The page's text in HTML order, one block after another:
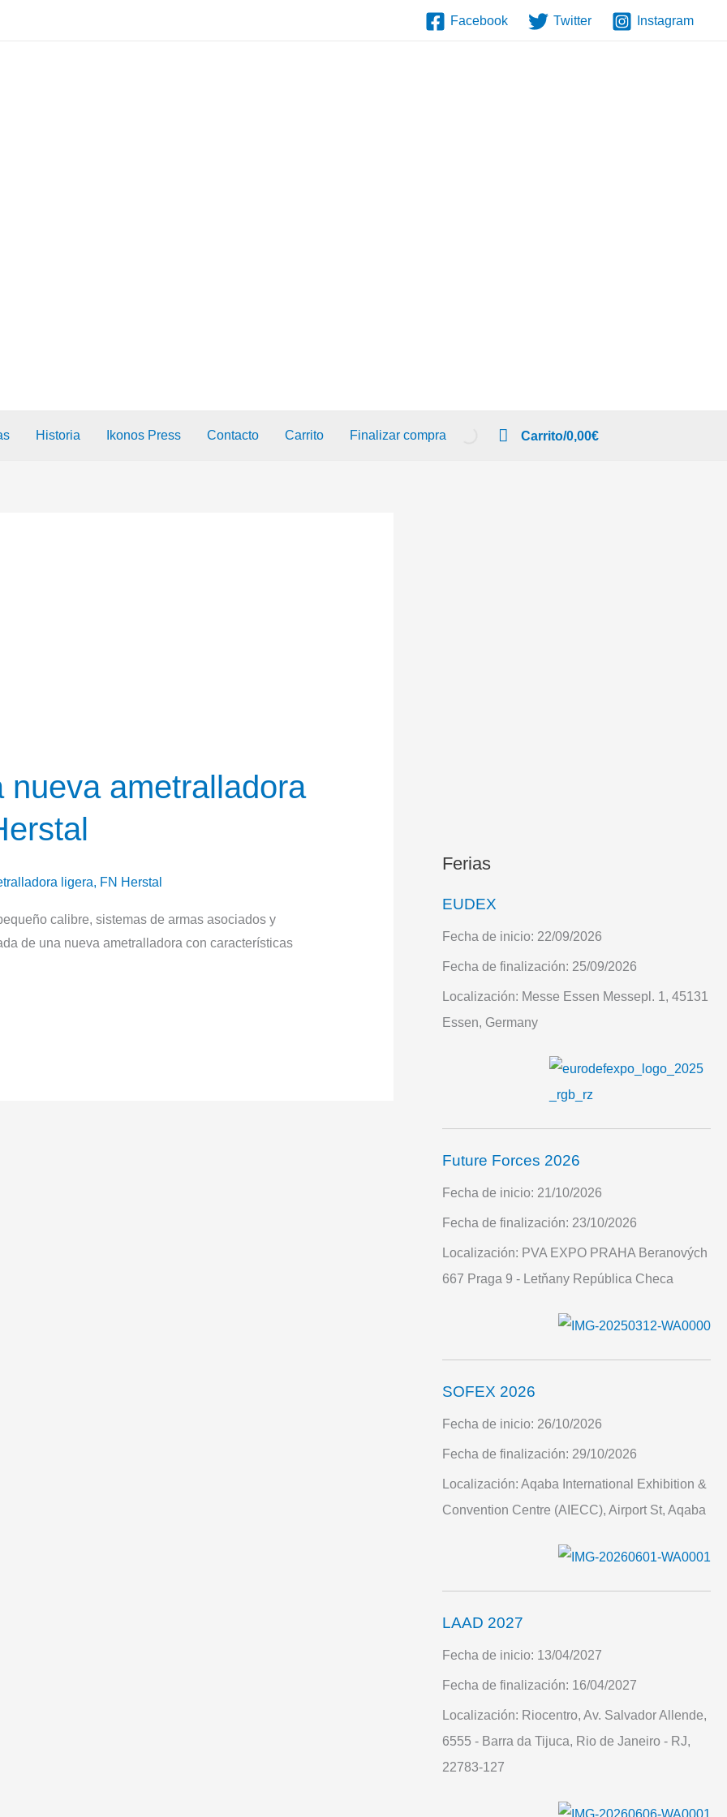
Facebook Twitter Instagram
Historia Ikonos Press Contacto Carrito Finalizar compra Carrito/0,00€
ametralladora
ligera, FN Herstal
calibre, sistemas de armas asociados y
de una nueva ametralladora con características
Ferias
EUDEX
Fecha de inicio: 22/09/2026
Fecha de finalización: 25/09/2026
Localización: Messe Essen Messepl. 1, 45131
Essen, Germany
Future Forces 2026
Fecha de inicio: 21/10/2026
Fecha de finalización: 23/10/2026
Localización: PVA EXPO PRAHA Beranových
667 Praga 9 - Letňany República Checa
SOFEX 2026
Fecha de inicio: 26/10/2026
Fecha de finalización: 29/10/2026
Localización: Aqaba International Exhibition &
Convention Centre (AIECC), Airport St, Aqaba
LAAD 2027
Fecha de inicio: 13/04/2027
Fecha de finalización: 16/04/2027
Localización: Riocentro, Av. Salvador Allende,
6555 - Barra da Tijuca, Rio de Janeiro - RJ,
22783-127